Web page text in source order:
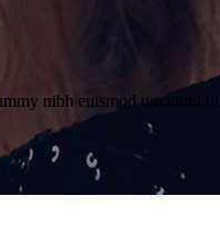
nibh euismod tincidunt ut